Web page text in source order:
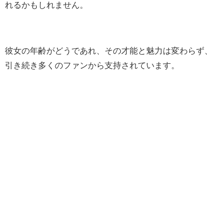
れるかもしれません。
彼女の年齢がどうであれ、その才能と魅力は変わらず、
引き続き多くのファンから支持されています。